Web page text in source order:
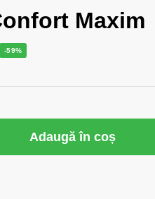
Maxim
-59%
Adaugă în coș